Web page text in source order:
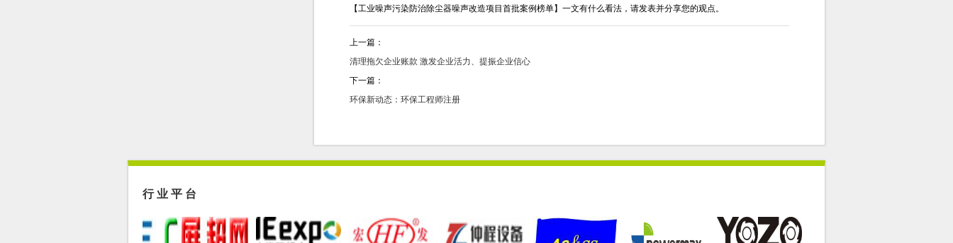
【工业噪声污染防治除尘器噪声改造项目首批案例榜单】一文有什么看法，请发表并分享您的观点。
上一篇：
清理拖欠企业账款 激发企业活力、提振企业信心
下一篇：
环保新动态：环保工程师注册
行 业 平 台